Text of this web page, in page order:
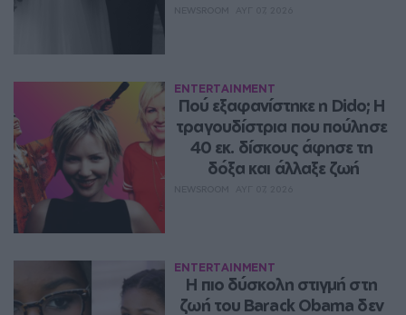
ENTERTAINMENT
Πού εξαφανίστηκε η Dido; Η
τραγουδίστρια που πούλησε
40 εκ. δίσκους άφησε τη
δόξα και άλλαξε ζωή
ENTERTAINMENT
Η πιο δύσκολη στιγμή στη
ζωή του Barack Obama δεν